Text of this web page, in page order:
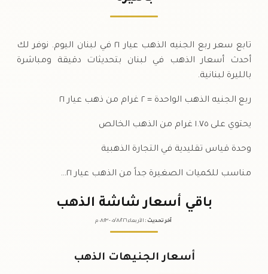
تابع سعر ربع الجنيه الذهب عيار ٢١ في لبنان اليوم. نوفر لك
أحدث أسعار الذهب في لبنان بتحديثات دقيقة ومباشرة
بالليرة لبنانية.
ربع الجنيه الذهب الواحدة = ٢ غرام من ذهب عيار ٢١
يحتوي على ١.٧٥ غرام من الذهب الخالص
وحدة قياس تقليدية في التجارة الذهبية
مناسب للكميات الصغيرة جداً من الذهب عيار ٢١…
باقي أسعار شاشة الذهب
آخر تحديث : الأربعاء ٠٥ /٠٨/٢٠٢٦ - ٠٨:٢٣م
أسعار الجنيهات الذهب